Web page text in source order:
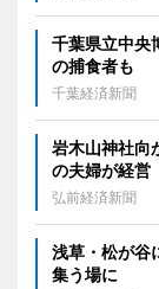
千葉県立中央
の捕食者も
千葉経済新聞
岩木山神社向
の夫婦が経営
弘前経済新聞
浅草・松が
集う場に